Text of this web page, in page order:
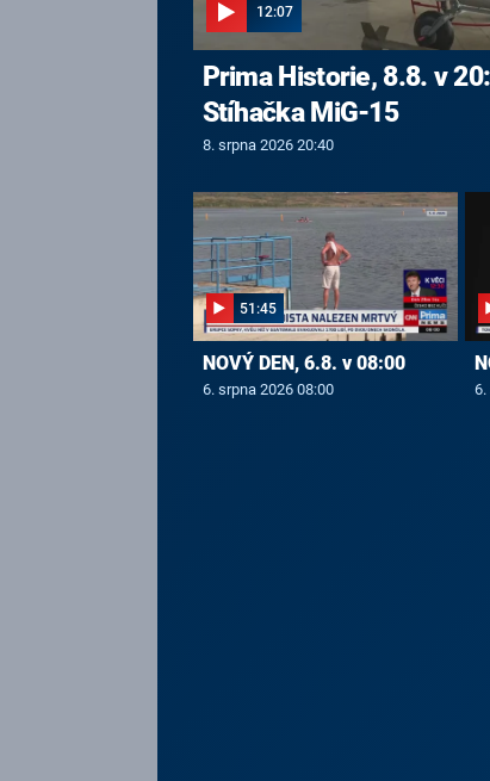
12:07
Prima Historie, 8.8. v
Stíhačka MiG-15
8. srpna 2026 20:40
51:45
NOVÝ DEN, 6.8. v 08:00
6. srpna 2026 08:00 6.